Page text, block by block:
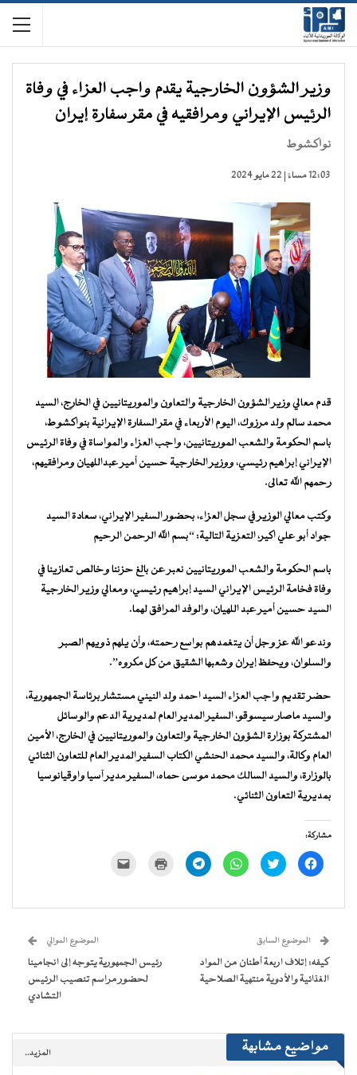
وزير الشؤون الخارجية يقدم واجب العزاء في وفاة
الرئيس الإيراني ومرافقيه في مقر سفارة إيران
نواكشوط
12:03 مساءً | 22 مايو 2024
قدم معالي وزير الشؤون الخارجية والتعاون والموريتانيين في الخارج، السيد
محمد سالم ولد مرزوك، اليوم الأربعاء في مقر السفارة الإيرانية بنواكشوط،
باسم الحكومة والشعب الموريتانيين، واجب العزاء والمواساة في وفاة الرئيس
الإيراني إبراهيم رئيسي، ووزير الخارجية حسين أمير عبداللهيان ومرافقيهم،
رحمهم الله تعالى.
وكتب معالي الوزير في سجل العزاء، بحضور السفير الإيراني، سعادة السيد
جواد أبو علي اكير، التعزية التالية: “بسم الله الرحمن الرحيم
باسم الحكومة والشعب الموريتانيين نعبر عن بالغ حزننا وخالص تعازينا في
وفاة فخامة الرئيس الإيراني السيد إبراهيم رئيسي، ومعالي وزير الخارجية
السيد حسين أمير عبد اللهيان، والوفد المرافق لهما.
وندعو الله عز وجل أن يتغمدهم بواسع رحمته، وأن يلهم ذويهم الصبر
والسلوان، ويحفظ إيران وشعبها الشقيق من كل مكروه”.
حضر تقديم واجب العزاء السيد احمد ولد النيني مستشار برئاسة الجمهورية،
والسيد ماصار سيسوقو، السفير المدير العام لمديرية الدعم والوسائل
المشتركة بوزارة الشؤون الخارجية والتعاون والموريتانيين في الخارج، الأمين
العام وكالة، والسيد محمد الحنشي الكتاب السفير المدير العام للتعاون الثنائي
بالوزارة، والسيد السالك محمد موسى حماه، السفير مدير آسيا واوقيانوسيا
بمديرية التعاون الثنائي.
مشاركة:
انقر
للمشاركة
في
اضغط
للمشاركة
في
انقر
للمشاركة
في
انقر
للمشاركة
في
للطباعة
جديدة) الإلكتروني
نافذة
جديدة)
الموضوع السابق
كيفه: إتلاف اربعة أطنان من المواد
الغذائية والأدوية منتهية الصلاحية
الموضوع الموالي
رئيس الجمهورية يتوجه إلى انجامينا
لحضور مراسم تنصيب الرئيس
التشادي
مواضيع مشابهة المزيد..